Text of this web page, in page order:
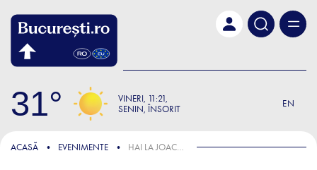
31 VINERI 11:21
SENIN, ÎNSORIT
EN
ACASĂ EVENIMENTE HAI LA JOACĂ SENZORIALĂ CU JUST BEE!